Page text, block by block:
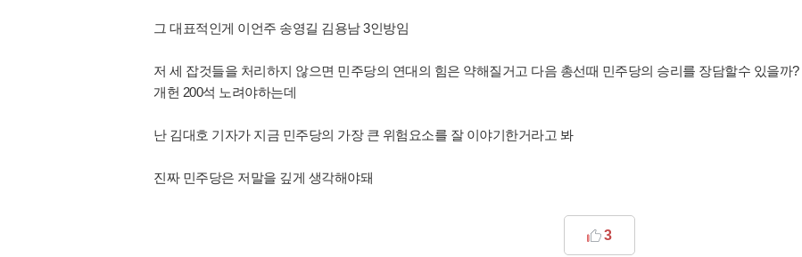
그 대표적인게 이언주 송영길 김용남 3인방임
저 세 잡것들을 처리하지 않으면 민주당의 연대의 힘은 약해질거고 다음 총선때 민주당의 승리를 장담할수 있을까?
개헌 200석 노려야하는데
난 김대호 기자가 지금 민주당의 가장 큰 위험요소를 잘 이야기한거라고 봐
진짜 민주당은 저말을 깊게 생각해야돼
3